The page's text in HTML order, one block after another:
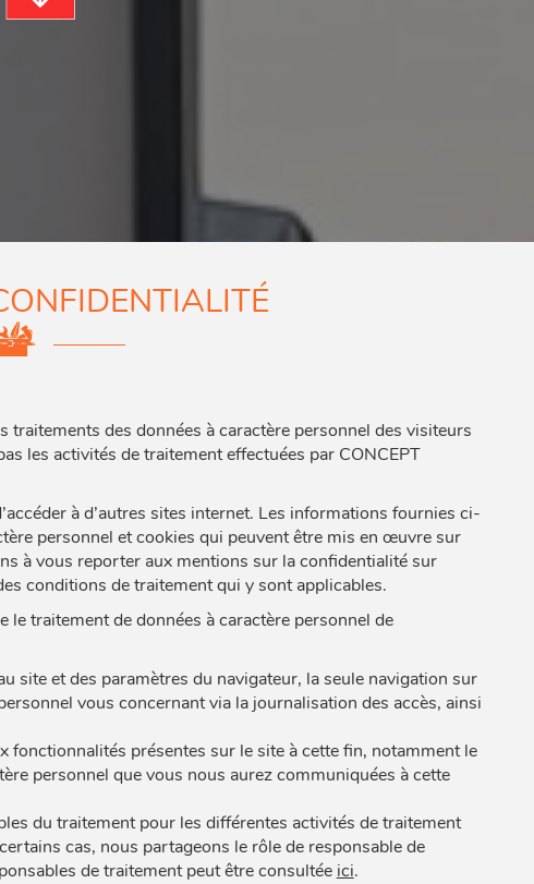
des données à caractère personnel des visiteurs
les activités de traitement effectuées par CONCEPT
à d’autres sites internet. Les informations fournies ci-
personnel et cookies qui peuvent être mis en œuvre sur
à vous reporter aux mentions sur la confidentialité sur
conditions de traitement qui y sont applicables.
traitement de données à caractère personnel de
site et des paramètres du navigateur, la seule navigation sur
vous concernant via la journalisation des accès, ainsi
fonctionnalités présentes sur le site à cette fin, notamment le
personnel que vous nous aurez communiquées à cette
du traitement pour les différentes activités de traitement
cas, nous partageons le rôle de responsable de
de traitement peut être consultée ici.